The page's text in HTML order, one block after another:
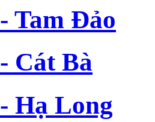
Tam Đảo
Cát Bà
Hạ Long